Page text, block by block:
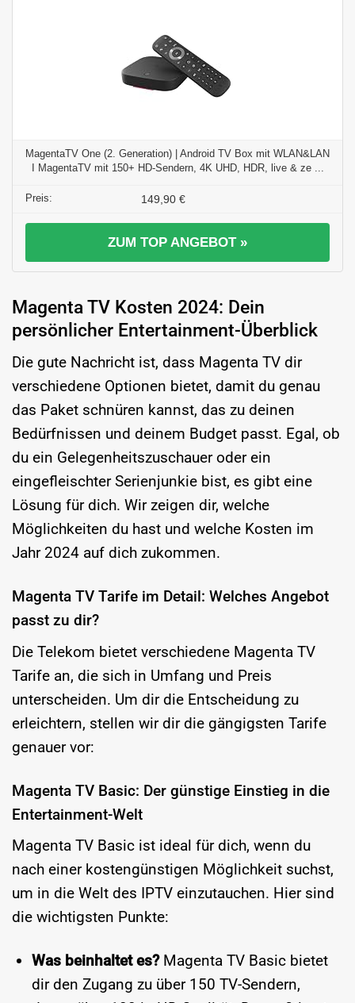
MagentaTV One (2. Generation) | Android TV Box mit WLAN&LAN
I MagentaTV mit 150+ HD-Sendern, 4K UHD, HDR, live & ze ...
149,90 €
ZUM TOP ANGEBOT »
Magenta TV Kosten 2024: Dein
persönlicher Entertainment-Überblick
Die gute Nachricht ist, dass Magenta TV dir
verschiedene Optionen bietet, damit du genau
das Paket schnüren kannst, das zu deinen
Bedürfnissen und deinem Budget passt. Egal, ob
du ein Gelegenheitszuschauer oder ein
eingefleischter Serienjunkie bist, es gibt eine
Lösung für dich. Wir zeigen dir, welche
Möglichkeiten du hast und welche Kosten im
Jahr 2024 auf dich zukommen.
Magenta TV Tarife im Detail: Welches Angebot
passt zu dir?
Die Telekom bietet verschiedene Magenta TV
Tarife an, die sich in Umfang und Preis
unterscheiden. Um dir die Entscheidung zu
erleichtern, stellen wir dir die gängigsten Tarife
genauer vor:
Magenta TV Basic: Der günstige Einstieg in die
Entertainment-Welt
Magenta TV Basic ist ideal für dich, wenn du
nach einer kostengünstigen Möglichkeit suchst,
um in die Welt des IPTV einzutauchen. Hier sind
die wichtigsten Punkte:
Was beinhaltet es?Magenta TV Basic bietet
dir den Zugang zu über 150 TV-Sendern,